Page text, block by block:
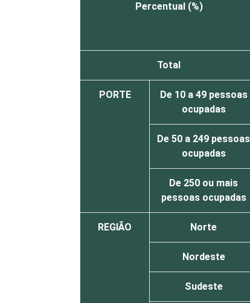
Percentual (%)
Total
PORTE
De 10 a 49 pessoas
ocupadas
De 50 a 249 pessoas
ocupadas
De 250 ou mais
pessoas ocupadas
REGIÃO Norte
Nordeste
Sudeste